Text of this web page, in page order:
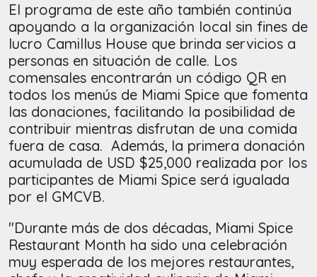
El programa de este año también continúa
apoyando a la organización local sin fines de
lucro Camillus House que brinda servicios a
personas en situación de calle. Los
comensales encontrarán un código QR en
todos los menús de Miami Spice que fomenta
las donaciones, facilitando la posibilidad de
contribuir mientras disfrutan de una comida
fuera de casa. Además, la primera donación
acumulada de USD $25,000 realizada por los
participantes de Miami Spice será igualada
por el GMCVB.
"Durante más de dos décadas, Miami Spice
Restaurant Month ha sido una celebración
muy esperada de los mejores restaurantes,